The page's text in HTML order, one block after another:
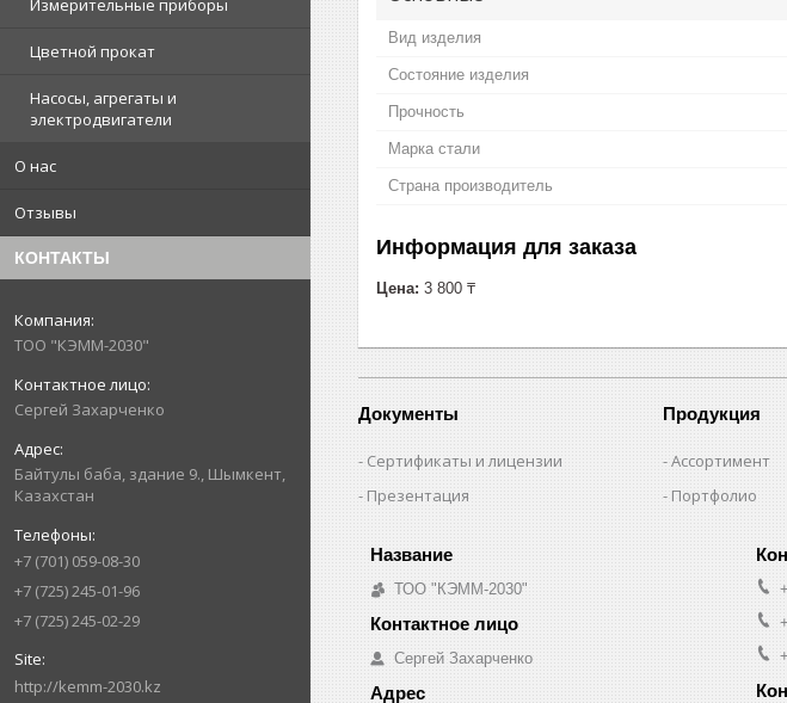
Измерительные приборы
Цветной прокат
Насосы, агрегаты и
электродвигатели
О нас
Отзывы
КОНТАКТЫ
ТОО "КЭММ-2030"
Сергей Захарченко
Байтулы баба, здание 9., Шымкент,
Казахстан
+7 (701) 059-08-30
+7 (725) 245-01-96
+7 (725) 245-02-29
http://kemm-2030.kz
Вид изделия
Состояние изделия
Прочность
Марка стали
Страна производитель
Информация для заказа
Цена: 3 800 ₸
Документы
Сертификаты и лицензии
Презентация
Продукция
Ассортимент
Портфолио
ТОО "КЭММ-2030"
Сергей Захарченко